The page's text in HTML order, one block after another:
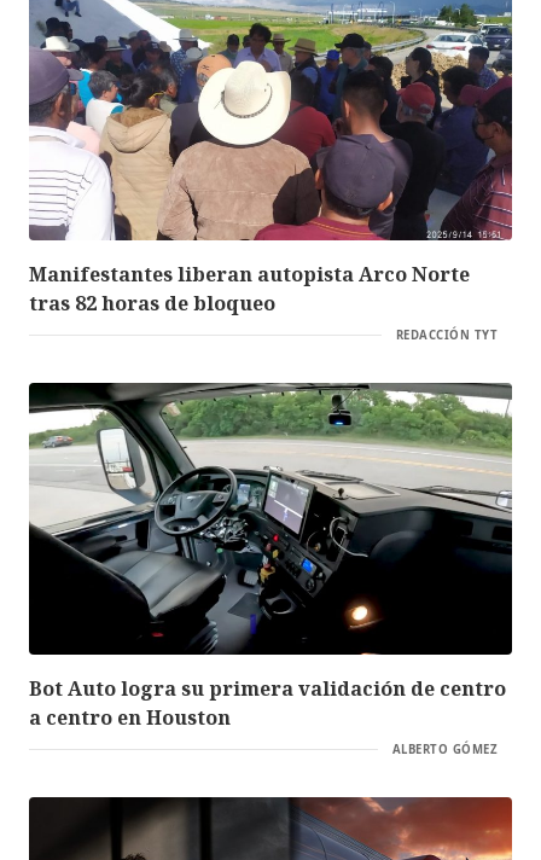
Manifestantes liberan autopista Arco Norte
tras 82 horas de bloqueo
REDACCIÓN TYT
Bot Auto logra su primera validación de centro
a centro en Houston
ALBERTO GÓMEZ